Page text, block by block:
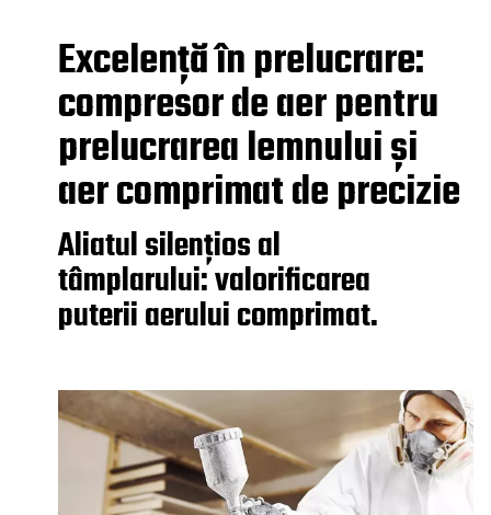
Excelență în prelucrare:
compresor de aer pentru
prelucrarea lemnului și
aer comprimat de precizie
Aliatul silențios al
tâmplarului: valorificarea
puterii aerului comprimat.